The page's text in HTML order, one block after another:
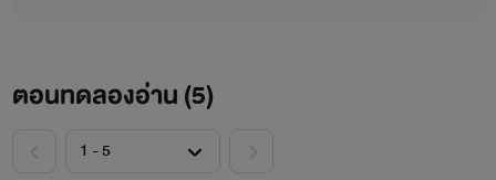
ตอนทดลองอ่าน (5)